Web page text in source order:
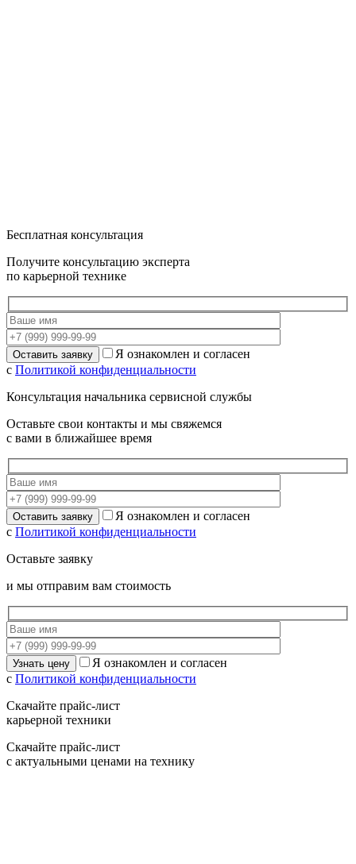
Бесплатная консультация
Получите консультацию эксперта
по карьерной технике
Я ознакомлен и согласен
с Политикой конфиденциальности
Консультация начальника сервисной службы
Оставьте свои контакты и мы свяжемся
с вами в ближайшее время
Я ознакомлен и согласен
с Политикой конфиденциальности
Оставьте заявку
и мы отправим вам стоимость
Я ознакомлен и согласен
с Политикой конфиденциальности
Скачайте прайс-лист
карьерной техники
Скачайте прайс-лист
с актуальными ценами на технику